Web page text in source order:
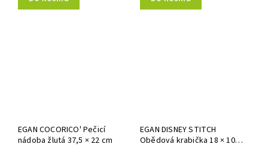
EGAN COCORICO' Pečicí
nádoba žlutá 37,5 × 22 cm
EGAN DISNEY STITCH
Obědová krabička 18 × 10